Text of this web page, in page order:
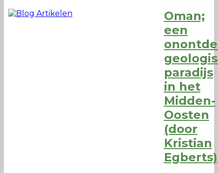
Oman;
een
paradijs
in het
Midden-
Oosten
(door
Kristian
Egberts)